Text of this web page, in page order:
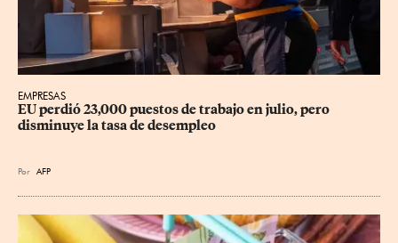
EMPRESAS
EU perdió 23,000 puestos de trabajo en julio, pero
disminuye la tasa de desempleo
Por AFP